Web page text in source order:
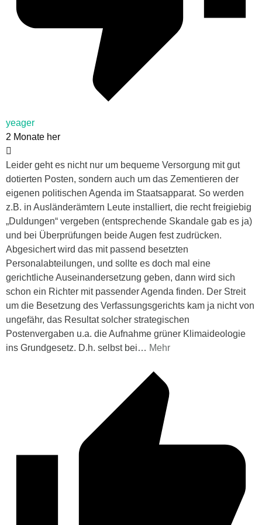
yeager
2 Monate her
Leider geht es nicht nur um bequeme Versorgung mit gut
dotierten Posten, sondern auch um das Zementieren der
eigenen politischen Agenda im Staatsapparat. So werden
z.B. in Ausländerämtern Leute installiert, die recht freigiebig
„Duldungen“ vergeben (entsprechende Skandale gab es ja)
und bei Überprüfungen beide Augen fest zudrücken.
Abgesichert wird das mit passend besetzten
Personalabteilungen, und sollte es doch mal eine
gerichtliche Auseinandersetzung geben, dann wird sich
schon ein Richter mit passender Agenda finden. Der Streit
um die Besetzung des Verfassungsgerichts kam ja nicht von
ungefähr, das Resultat solcher strategischen
Postenvergaben u.a. die Aufnahme grüner Klimaideologie
ins Grundgesetz. D.h. selbst bei… Mehr